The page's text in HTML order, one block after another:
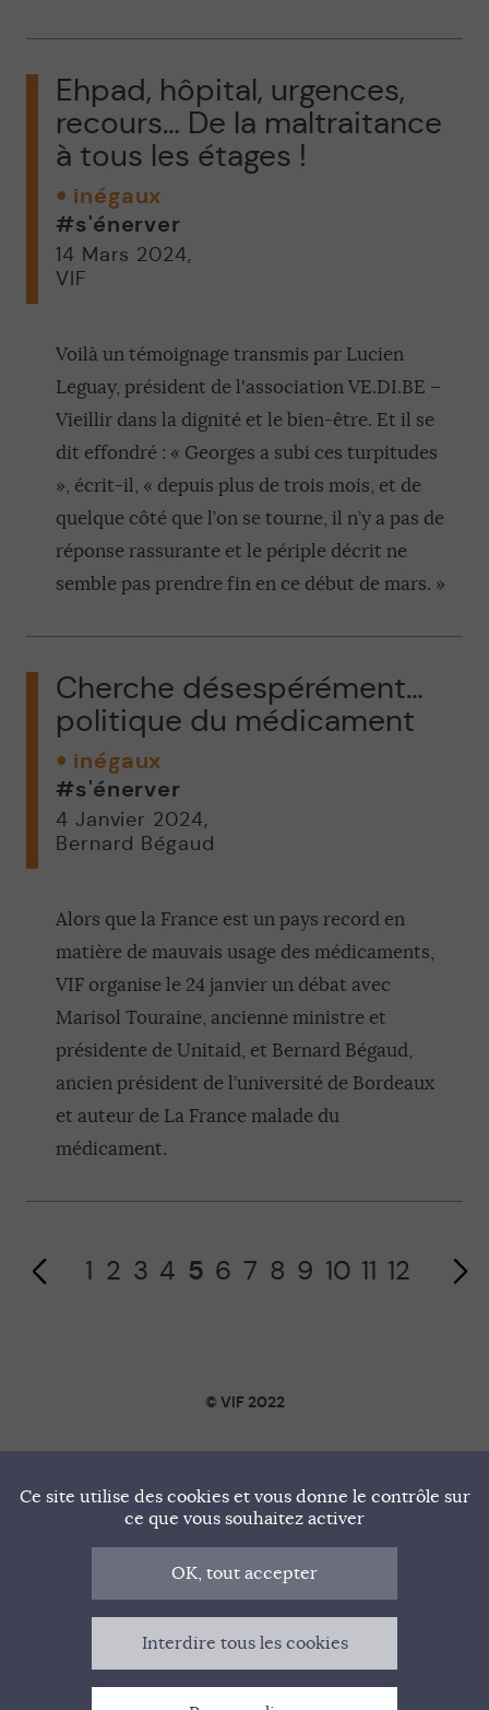
Ehpad, hôpital, urgences,
recours… De la maltraitance
à tous les étages !
inégaux
#s'énerver
14 Mars 2024,
VIF
Voilà un témoignage transmis par Lucien
Leguay, président de l'association VE.DI.BE –
Vieillir dans la dignité et le bien-être. Et il se
dit effondré : « Georges a subi ces turpitudes
», écrit-il, « depuis plus de trois mois, et de
quelque côté que l’on se tourne, il n’y a pas de
réponse rassurante et le périple décrit ne
semble pas prendre fin en ce début de mars. »
Cherche désespérément…
politique du médicament
inégaux
#s'énerver
4 Janvier 2024,
Bernard Bégaud
Alors que la France est un pays record en
matière de mauvais usage des médicaments,
VIF organise le 24 janvier un débat avec
Marisol Touraine, ancienne ministre et
présidente de Unitaid, et Bernard Bégaud,
ancien président de l’université de Bordeaux
et auteur de La France malade du
médicament.
Page précédente
1 2 3 4 5 6 7 8 9 10 11 12
© VIF 2022
SOUTENIR VIF
NOTRE MANIFESTE
QUI SOMMES-NOUS ?
MENTIONS LÉGALES
CONTACT
Ce site utilise des cookies et vous donne le contrôle sur
ce que vous souhaitez activer
OK, tout accepter
Interdire tous les cookies